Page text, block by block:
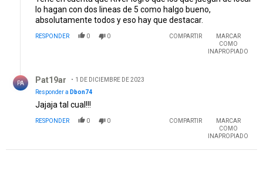
lo hagan con dos lineas de 5 como halgo bueno,
absolutamente todos y eso hay que destacar.
RESPONDER 0 0 COMPARTIR
MARCAR
COMO
INAPROPIADO
PA Pat19ar
1 DE DICIEMBRE DE 2023
Responder a Dbon74
Jajaja tal cual!!!
RESPONDER 0 0 COMPARTIR
MARCAR
COMO
INAPROPIADO